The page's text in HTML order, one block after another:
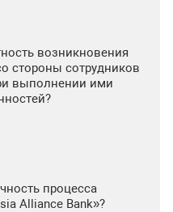
возникновения
стороны сотрудников
выполнении ими
процесса
Alliance Bank»?